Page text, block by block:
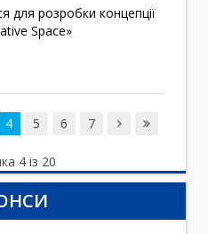
для розробки концепції
Space»
4 5 6 7
4 із 20